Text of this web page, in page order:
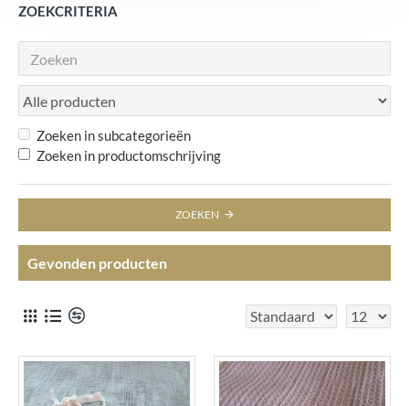
ZOEKCRITERIA
Zoeken in subcategorieën
Zoeken in productomschrijving
ZOEKEN
Gevonden producten